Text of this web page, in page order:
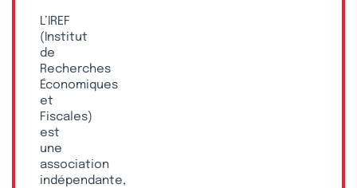
L’IREF
(Institut
de
Recherches
Économiques
et
Fiscales)
est
une
association
indépendante,